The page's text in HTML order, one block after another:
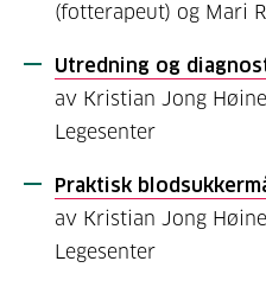
(fotterapeut) og Mari
Utredning og
av Kristian Jong
Legesenter
Praktisk
av Kristian Jong
Legesenter